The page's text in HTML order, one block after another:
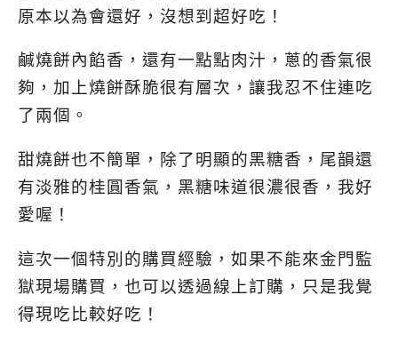
原本以為會還好，沒想到超好吃！
鹹燒餅內餡香，還有一點點肉汁，蔥的香氣很
夠，加上燒餅酥脆很有層次，讓我忍不住連吃
了兩個。
甜燒餅也不簡單，除了明顯的黑糖香，尾韻還
有淡雅的桂圓香氣，黑糖味道很濃很香，我好
愛喔！
這次一個特別的購買經驗，如果不能來金門監
獄現場購買，也可以透過線上訂購，只是我覺
得現吃比較好吃！